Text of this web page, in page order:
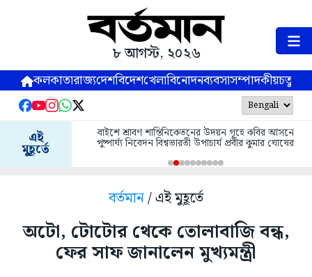
৮ আগস্ট, ২০২৬
কলকাতারাজ্যদেশবিদেশখেলাবিনোদনব্যবসাসম্পাদকীয়
এই
মুহূর্তে
বাইশে শ্রাবণ শান্তিনিকেতনের উদয়ন গৃহে কবির আসনে
পুষ্পার্ঘ্য নিবেদন বিশ্বভারতী উপাচার্য প্রবীর কুমার ঘোষের
বর্তমান/ এই মুহূর্তে
অটো, টোটোর থেকে তোলাবাজি বন্ধ,
ফের সাফ জানালেন মুখ্যমন্ত্রী